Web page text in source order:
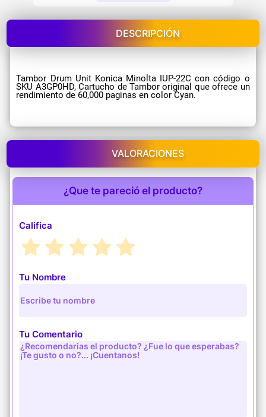
DESCRIPCIÓN
Tambor Drum Unit Konica Minolta IUP-22C con código o
SKU A3GP0HD, Cartucho de Tambor original que ofrece un
rendimiento de 60,000 paginas en color Cyan.
VALORACIONES
¿Que te pareció el producto?
Califica
Tu Nombre
Tu Comentario